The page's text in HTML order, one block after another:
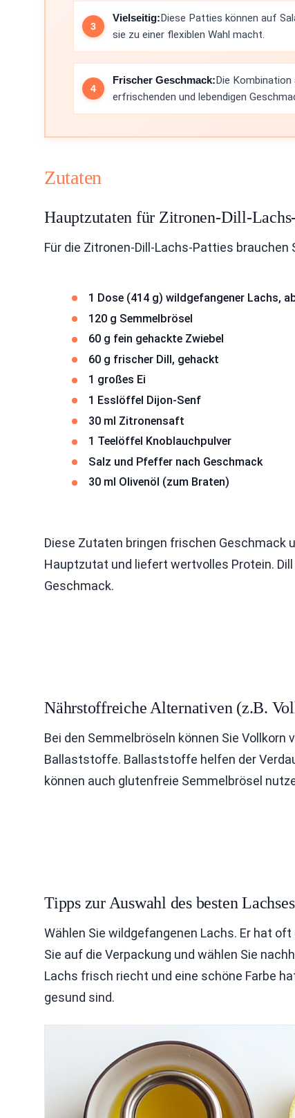
Vielseitig:Diese Patties können auf
sie zu einer flexiblen Wahl macht.
Frischer Geschmack:Die
erfrischenden und lebendigen
Zutaten
Hauptzutaten für Zitronen-Dill-
Für die Zitronen-Dill-Lachs-Patties brauchen
1 Dose (414 g) wildgefangener Lachs,
120 g Semmelbrösel
60 g fein gehackte Zwiebel
60 g frischer Dill, gehackt
1 großes Ei
1 Esslöffel Dijon-Senf
30 ml Zitronensaft
1 Teelöffel Knoblauchpulver
Salz und Pfeffer nach Geschmack
30 ml Olivenöl (zum Braten)
Diese Zutaten bringen frischen Geschmack
Hauptzutat und liefert wertvolles Protein.
Geschmack.
Nährstoffreiche Alternativen (z.B.
Bei den Semmelbröseln können Sie
Ballaststoffe. Ballaststoffe helfen der
können auch glutenfreie Semmelbrösel
Tipps zur Auswahl des besten Lachses
Wählen Sie wildgefangenen Lachs. Er hat
Sie auf die Verpackung und wählen Sie
Lachs frisch riecht und eine schöne Farbe
gesund sind.